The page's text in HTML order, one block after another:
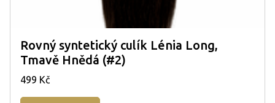
Rovný syntetický culík Lénia Long,
Tmavě Hnědá (#2)
499 Kč